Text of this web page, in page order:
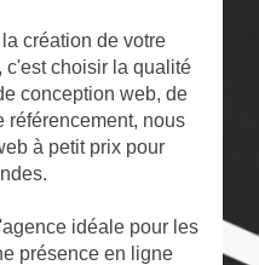
création de votre
c'est choisir la qualité
conception web, de
référencement, nous
à petit prix pour
idéale pour les
présence en ligne